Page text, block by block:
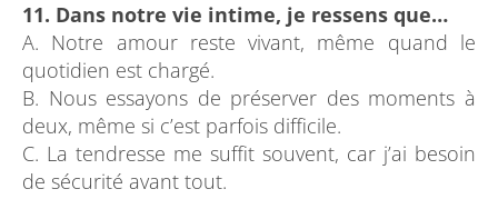
11. Dans notre vie intime, je ressens que…
A. Notre amour reste vivant, même quand le
quotidien est chargé.
B. Nous essayons de préserver des moments à
deux, même si c’est parfois difficile.
C. La tendresse me suffit souvent, car j’ai besoin
de sécurité avant tout.